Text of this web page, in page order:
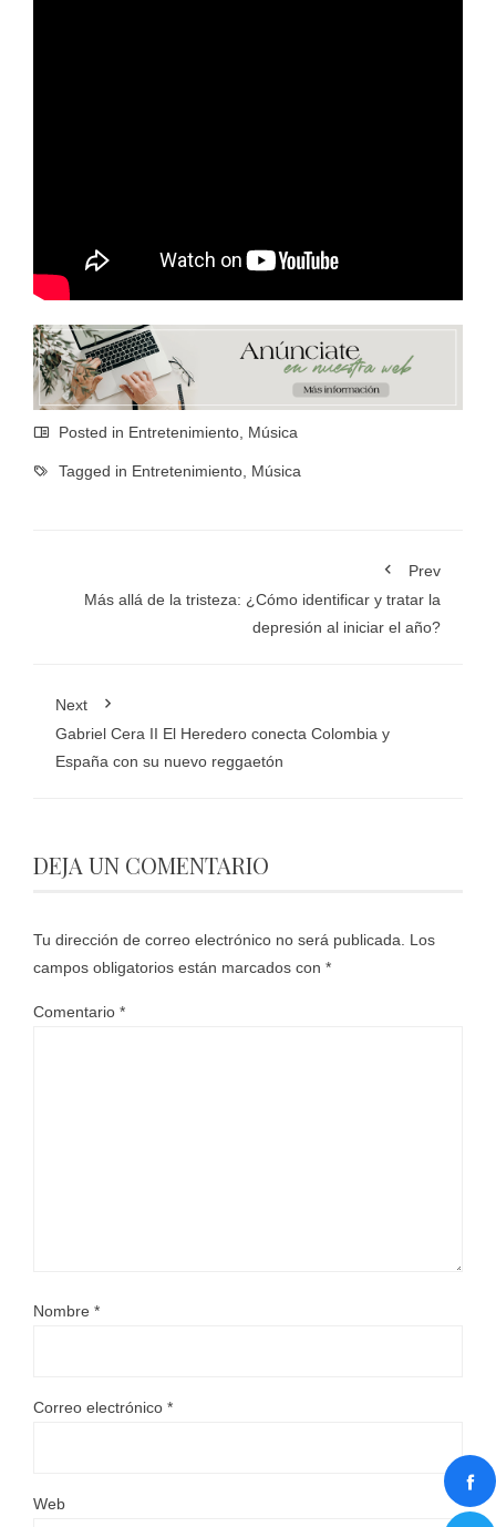
Posted in Entretenimiento Música
Tagged in Entretenimiento Música
Prev
Más allá de la tristeza: ¿Cómo identificar y tratar la
depresión al iniciar el año?
Next
Gabriel Cera II El Heredero conecta Colombia y
España con su nuevo reggaetón
DEJA UN COMENTARIO
Tu dirección de correo electrónico no será publicada.
Los
campos obligatorios están marcados con *
Comentario *
Nombre *
Correo electrónico *
Web